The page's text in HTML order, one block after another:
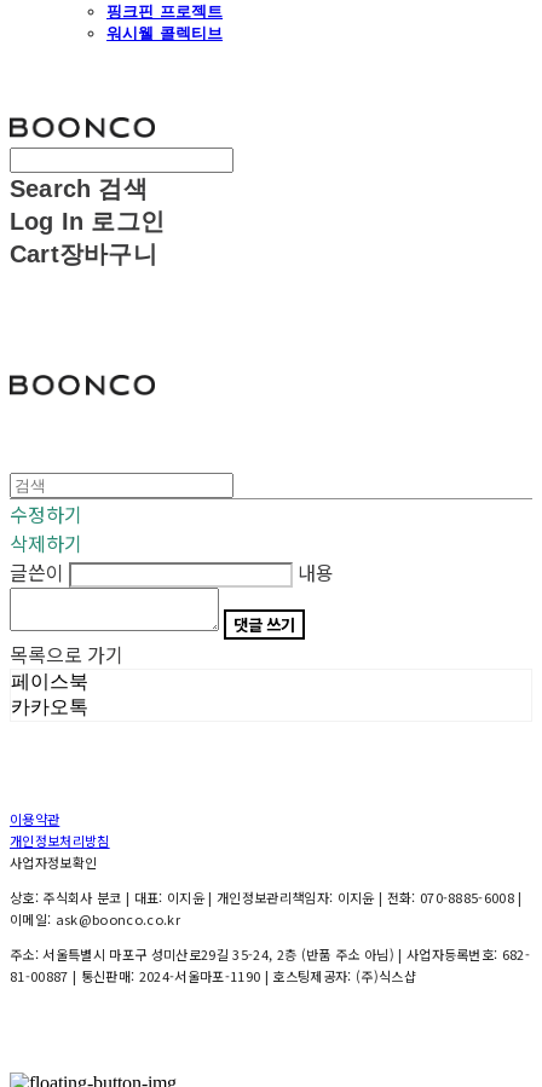
핑크핀 프로젝트
워시웰 콜렉티브
Search 검색
Log In 로그인
Cart장바구니
수정하기
삭제하기
글쓴이
내용
댓글 쓰기
목록으로 가기
페이스북
카카오톡
이용약관
개인정보처리방침
사업자정보확인
상호: 주식회사 분코 | 대표: 이지윤 | 개인정보관리책임자: 이지윤 | 전화: 070-8885-6008 |
이메일: ask@boonco.co.kr
주소: 서울특별시 마포구 성미산로29길 35-24, 2층 (반품 주소 아님) | 사업자등록번호: 682-
81-00887 | 통신판매: 2024-서울마포-1190 | 호스팅제공자: (주)식스샵